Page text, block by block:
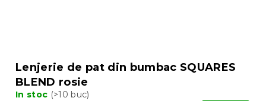
Lenjerie de pat din bumbac SQUARES
BLEND rosie
In stoc (>10 buc)